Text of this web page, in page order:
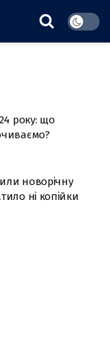
року: що
новорічну
ні копійки